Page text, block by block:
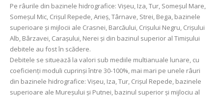
Pe râurile din bazinele hidrografice: Vișeu, Iza, Tur, Someșul Mare,
Someșul Mic, Crișul Repede, Arieș, Târnave, Strei, Bega, bazinele
superioare și mijlocii ale Crasnei, Barcăului, Crișului Negru, Crișului
Alb, Bârzavei, Carașului, Nerei și din bazinul superior al Timișului
debitele au fost în scădere.
Debitele se situează la valori sub mediile multianuale lunare, cu
coeficienți moduli cuprinși între 30-100%, mai mari pe unele râuri
din bazinele hidrografice: Vișeu, Iza, Tur, Crișul Repede, bazinele
superioare ale Mureșului și Putnei, bazinul superior și mijlociu al